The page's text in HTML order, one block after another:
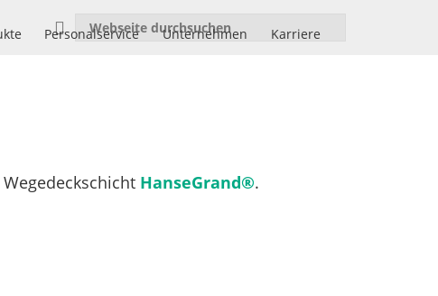
Personalservice Unternehmen Karriere
HanseGrand®.